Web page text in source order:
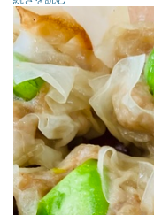
ず、、)
作るスピードが脅威す
いました。
更に仕上がった料理は
は柔らかくジューシー
綺麗でした。
こういったサービスを
頂く前のメールのやり
色々大変助かりました
家族ともに本当に感謝
た。